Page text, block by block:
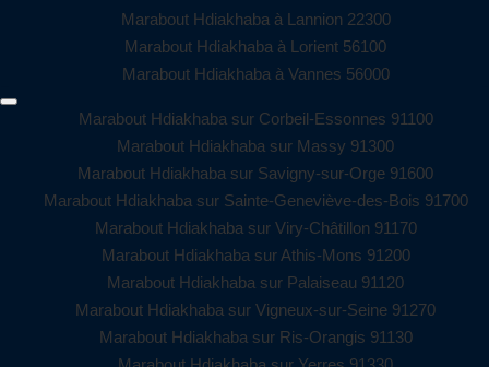
Marabout Hdiakhaba à Lannion 22300
Marabout Hdiakhaba à Lorient 56100
Marabout Hdiakhaba à Vannes 56000
Marabout Hdiakhaba sur Corbeil-Essonnes 91100
Marabout Hdiakhaba sur Massy 91300
Marabout Hdiakhaba sur Savigny-sur-Orge 91600
Marabout Hdiakhaba sur Sainte-Geneviève-des-Bois 91700
Marabout Hdiakhaba sur Viry-Châtillon 91170
Marabout Hdiakhaba sur Athis-Mons 91200
Marabout Hdiakhaba sur Palaiseau 91120
Marabout Hdiakhaba sur Vigneux-sur-Seine 91270
Marabout Hdiakhaba sur Ris-Orangis 91130